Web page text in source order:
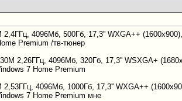
4096Мб, 500Гб, 17,3'' WXGA++
Premium /тв-тюнер
2,26ГГц, 4096Мб, 320Гб, 17,3'' WSXGA+
7 Home Premium
2,53ГГц, 4096Мб, 1000Гб, 17,3'' WXGA++
7 Home Premium мне